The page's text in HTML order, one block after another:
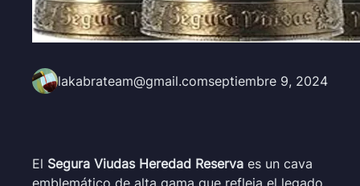
lakabrateam@gmail.comseptiembre 9, 2024
El Segura Viudas Heredad Reserva es un cava
emblemático de alta gama que refleja el legado